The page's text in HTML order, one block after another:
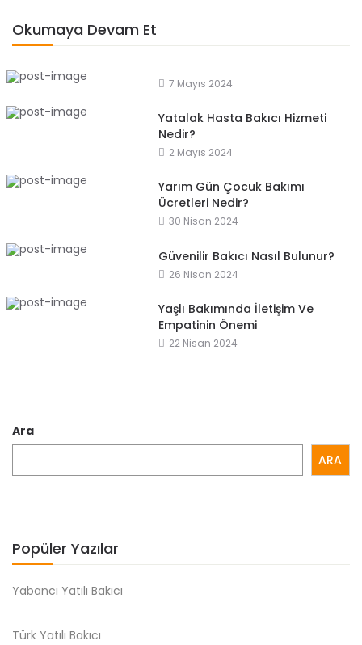
Okumaya Devam Et
7 Mayıs 2024
Yatalak Hasta Bakıcı Hizmeti
Nedir?
2 Mayıs 2024
Yarım Gün Çocuk Bakımı
Ücretleri Nedir?
30 Nisan 2024
Güvenilir Bakıcı Nasıl Bulunur?
26 Nisan 2024
Yaşlı Bakımında İletişim Ve
Empatinin Önemi
22 Nisan 2024
Ara
ARA
Popüler Yazılar
Yabancı Yatılı Bakıcı
Türk Yatılı Bakıcı